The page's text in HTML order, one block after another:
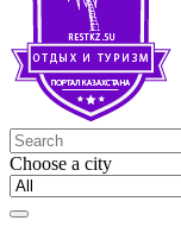
Choose a city